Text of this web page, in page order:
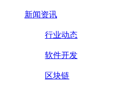
新闻资讯
行业动态
软件开发
区块链